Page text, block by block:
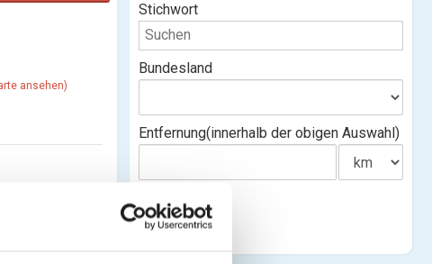
Stichwort
Bundesland
Entfernung(innerhalb der obigen Auswahl)
ansehen)